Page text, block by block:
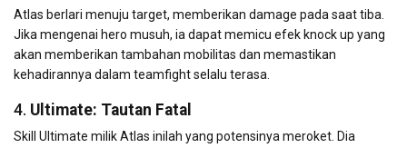
Atlas berlari menuju target, memberikan damage pada saat tiba.
Jika mengenai hero musuh, ia dapat memicu efek knock up yang
akan memberikan tambahan mobilitas dan memastikan
kehadirannya dalam teamfight selalu terasa.
4. Ultimate: Tautan Fatal
Skill Ultimate milik Atlas inilah yang potensinya meroket. Dia